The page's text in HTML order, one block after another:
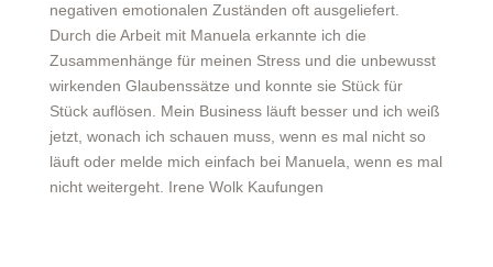
negativen emotionalen Zuständen oft ausgeliefert.
Durch die Arbeit mit Manuela erkannte ich die
Zusammenhänge für meinen Stress und die unbewusst
wirkenden Glaubenssätze und konnte sie Stück für
Stück auflösen. Mein Business läuft besser und ich weiß
jetzt, wonach ich schauen muss, wenn es mal nicht so
läuft oder melde mich einfach bei Manuela, wenn es mal
nicht weitergeht. Irene Wolk Kaufungen